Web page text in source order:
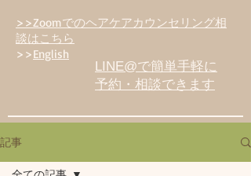
>>Zoomでのヘアケアカウンセリング相
談はこちら
>>English
LINE@で簡単手軽に
予約・相談できます
記事